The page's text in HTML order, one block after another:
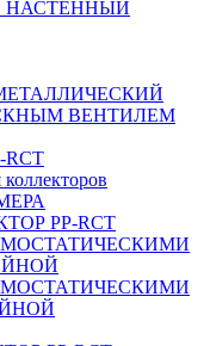
НАСТЕННЫЙ
ВЕНТИЛЕМ
RCT
PP-RCT